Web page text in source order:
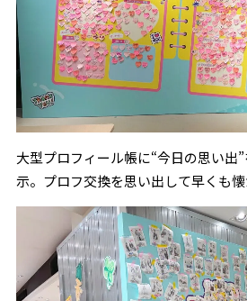
大型プロフィール帳に“今日の思い出
示。プロフ交換を思い出して早くも